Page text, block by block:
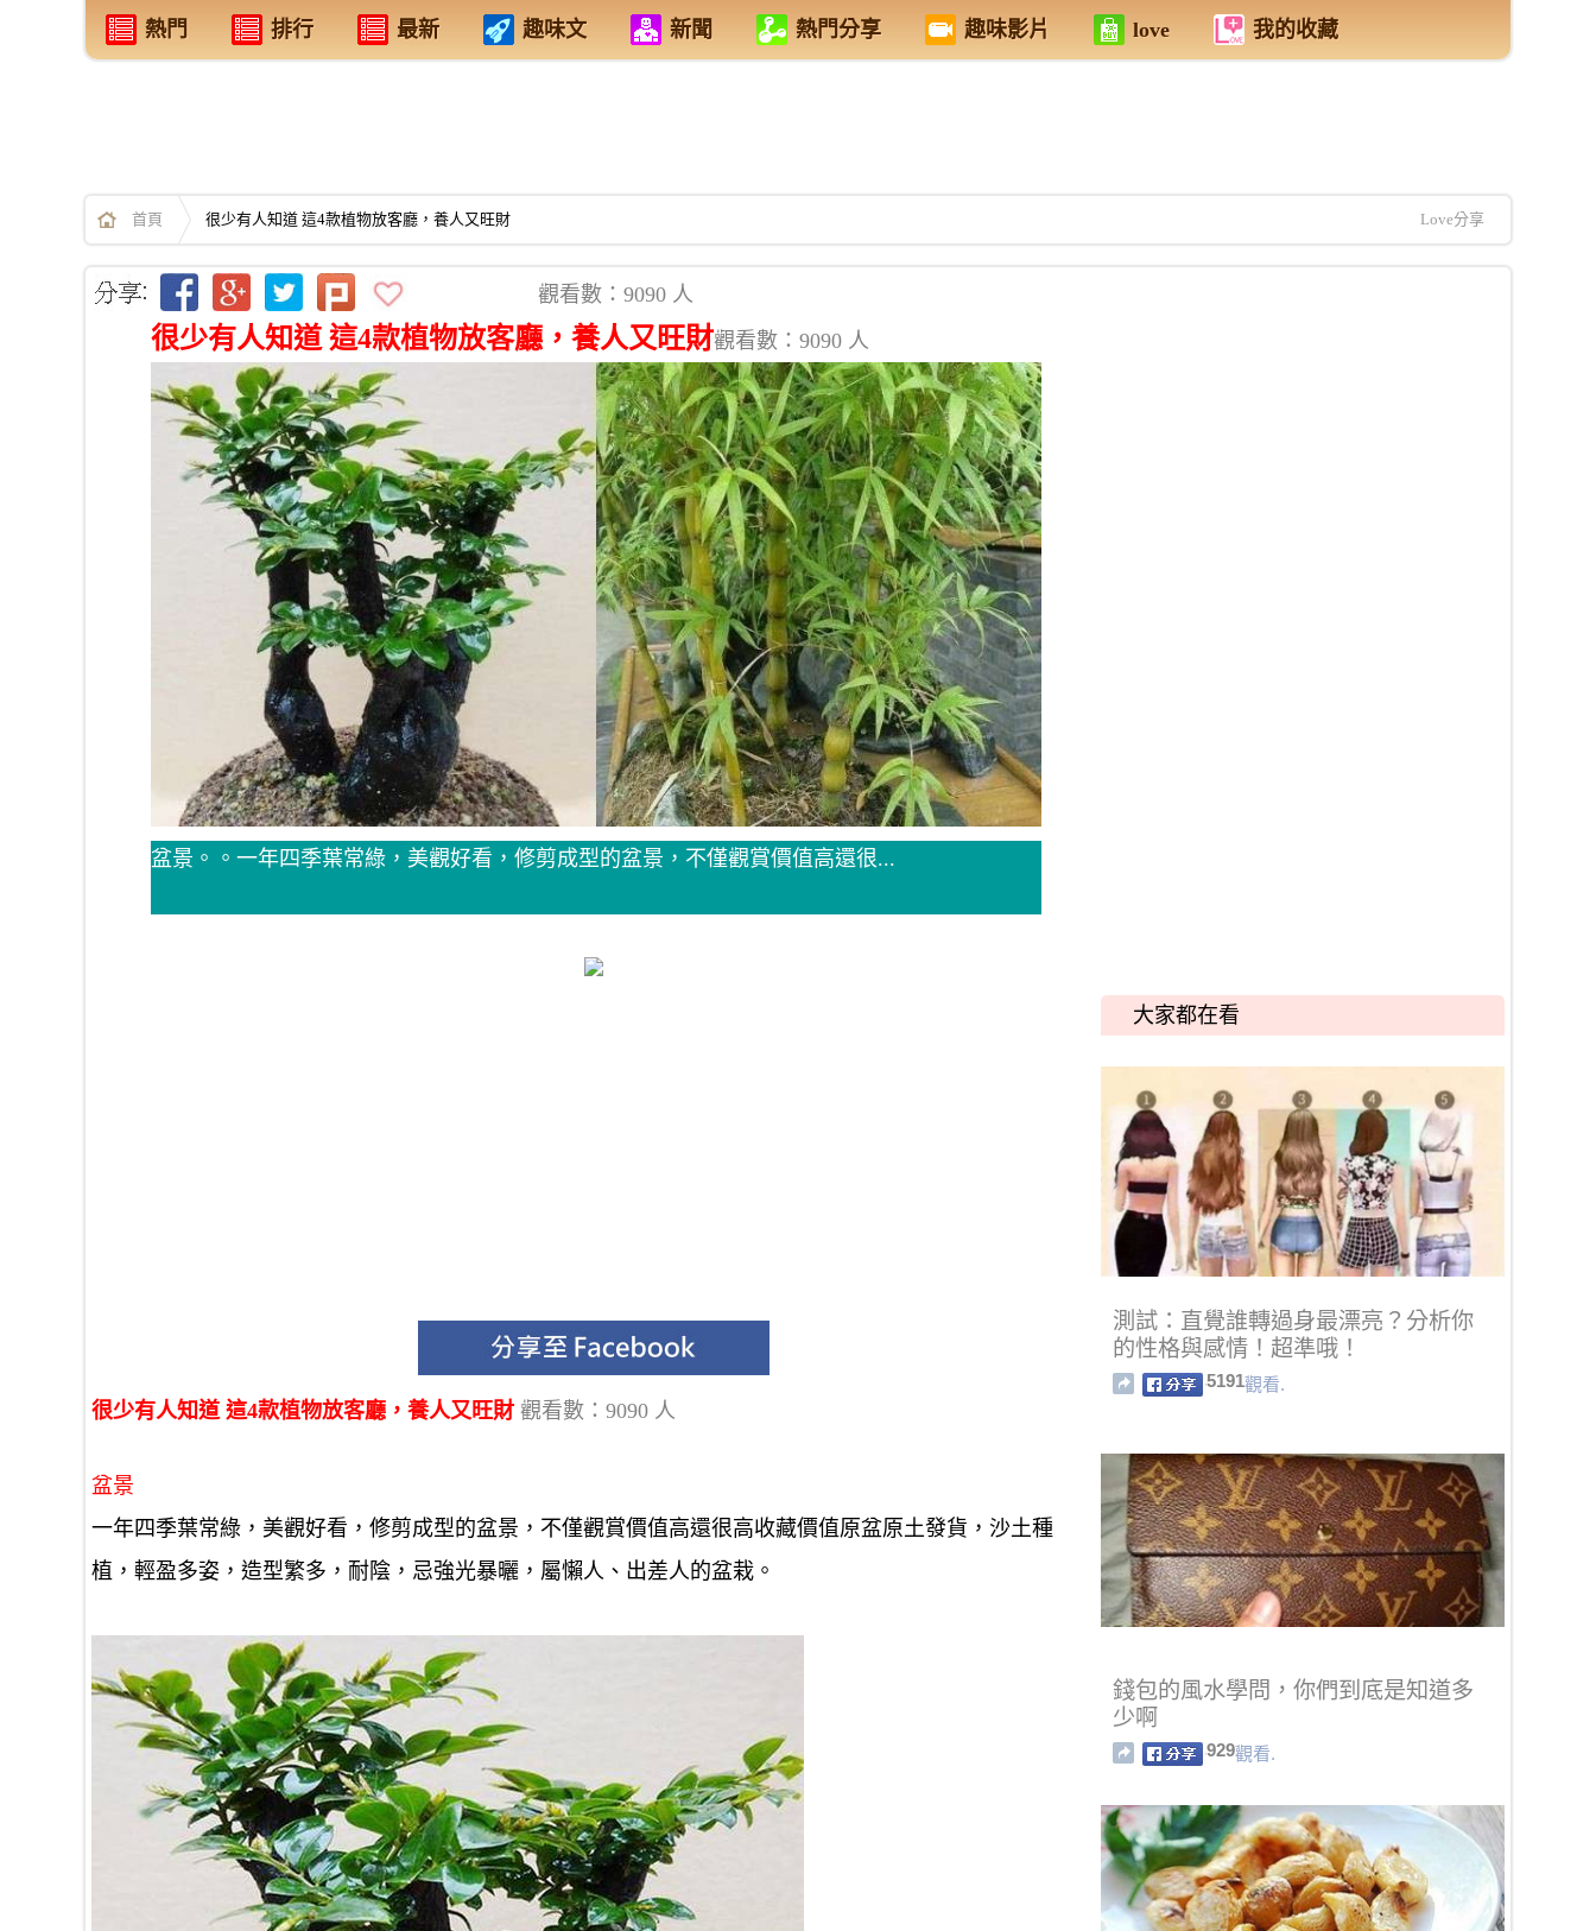
熱門 排行 最新 趣味文 新聞 熱門分享 趣味影片 love 我的收藏
首頁 很少有人知道 這4款植物放客廳，養人又旺財 Love分享
觀看數：9090 人
很少有人知道 這4款植物放客廳，養人又旺財觀看數：9090 人
盆景。。一年四季葉常綠，美觀好看，修剪成型的盆景，不僅觀賞價值高還很...
很少有人知道 這4款植物放客廳，養人又旺財 觀看數：9090 人
盆景
一年四季葉常綠，美觀好看，修剪成型的盆景，不僅觀賞價值高還很高收藏價值原盆原土發貨，沙土種
植，輕盈多姿，造型繁多，耐陰，忌強光暴曬，屬懶人、出差人的盆栽。
大家都在看
測試：直覺誰轉過身最漂亮？分析你
的性格與感情！超準哦！
5191觀看.
錢包的風水學問，你們到底是知道多
少啊
929觀看.